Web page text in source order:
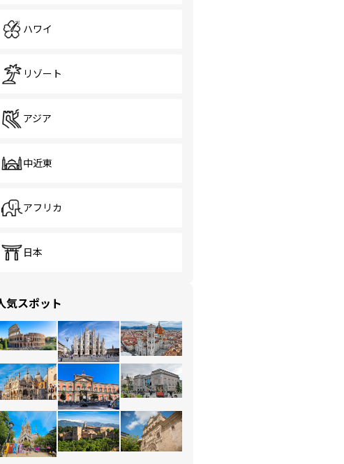
ハワイ
リゾート
アジア
中近東
アフリカ
日本
気スポット